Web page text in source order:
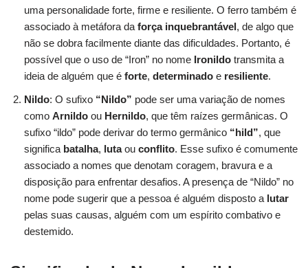
uma personalidade forte, firme e resiliente. O ferro também é
associado à metáfora da força inquebrantável, de algo que
não se dobra facilmente diante das dificuldades. Portanto, é
possível que o uso de “Iron” no nome Ironildo transmita a
ideia de alguém que é forte, determinado e resiliente.
Nildo: O sufixo “Nildo” pode ser uma variação de nomes
como Arnildo ou Hernildo, que têm raízes germânicas. O
sufixo “ildo” pode derivar do termo germânico “hild”, que
significa batalha, lutaou conflito. Esse sufixo é comumente
associado a nomes que denotam coragem, bravura e a
disposição para enfrentar desafios. A presença de “Nildo” no
nome pode sugerir que a pessoa é alguém disposto a lutar
pelas suas causas, alguém com um espírito combativo e
destemido.